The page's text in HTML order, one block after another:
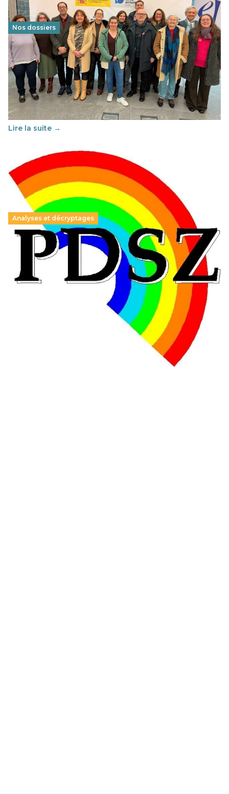
Nos dossiers
Éducation au vivre-ensemble : un échange croisé
franco-espagnol pour changer d’approche
29 juin 2026-National
Cette année, l'UNSA Éducation a mené un projet Erasmus
soutenu par l'union Européenne et centré sur l'éducation
au vivre-ensemble : quelles différences entre la France…
Lire la suite →
Analyses et décryptages
Hongrie : du changement pour les politiques
éducatives, aussi !
25 juin 2026
En Hongrie, le conservateur Peter Magyar et son parti
Tisza "Respect et liberté" ont remporté une large victoire,
contre le premier ministre sortant, Viktor Orban,…